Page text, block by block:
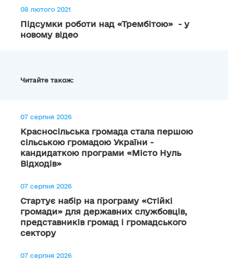
08 лютого 2021
Підсумки роботи над «Трембітою» - у
новому відео
Читайте також:
07 серпня 2026
Красносільська громада стала першою
сільською громадою України -
кандидаткою програми «Місто Нуль
Відходів»
07 серпня 2026
Стартує набір на програму «Стійкі
громади» для державних службовців,
представників громад і громадського
сектору
07 серпня 2026